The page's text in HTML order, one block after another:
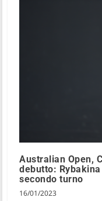
Australian Open,
debutto:
secondo turno
16/01/2023